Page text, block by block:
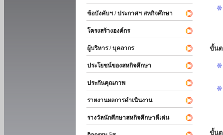
ข้อบังคับฯ / ประกาศฯ สหกิจศึกษา
โครงสร้างองค์กร
ผู้บริหาร / บุคลากร
ประโยชน์ของสหกิจศึกษา
ประกันคุณภาพ
รายงานผลการดำเนินงาน
รางวัลนักศึกษาสหกิจศึกษาดีเด่น
ขั้นต
ขั้น